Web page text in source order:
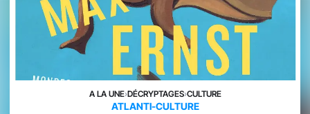
A LA UNE›DÉCRYPTAGES›CULTURE
ATLANTI-CULTURE